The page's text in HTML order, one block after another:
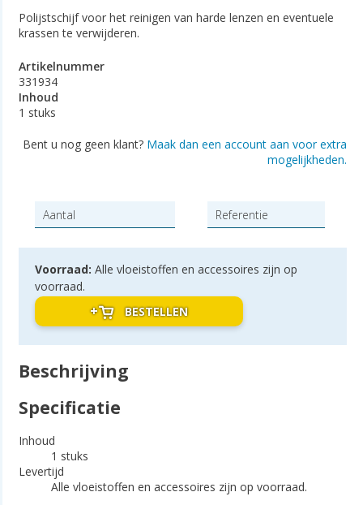
Polijstschijf voor het reinigen van harde lenzen en eventuele
krassen te verwijderen.
Artikelnummer
331934
Inhoud
1 stuks
Bent u nog geen klant? Maak dan een account aan voor extra
mogelijkheden.
BESTELLEN
Voorraad: Alle vloeistoffen en accessoires zijn op
voorraad.
Beschrijving
Specificatie
Inhoud
1 stuks
Levertijd
Alle vloeistoffen en accessoires zijn op voorraad.